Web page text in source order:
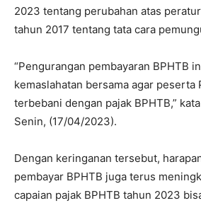
2023 tentang perubahan atas
tahun 2017 tentang tata cara
“Pengurangan pembayaran BPHTB
kemaslahatan bersama agar peserta
terbebani dengan pajak BPHTB,”
Senin, (17/04/2023).
Dengan keringanan tersebut,
pembayar BPHTB juga terus
capaian pajak BPHTB tahun 2023